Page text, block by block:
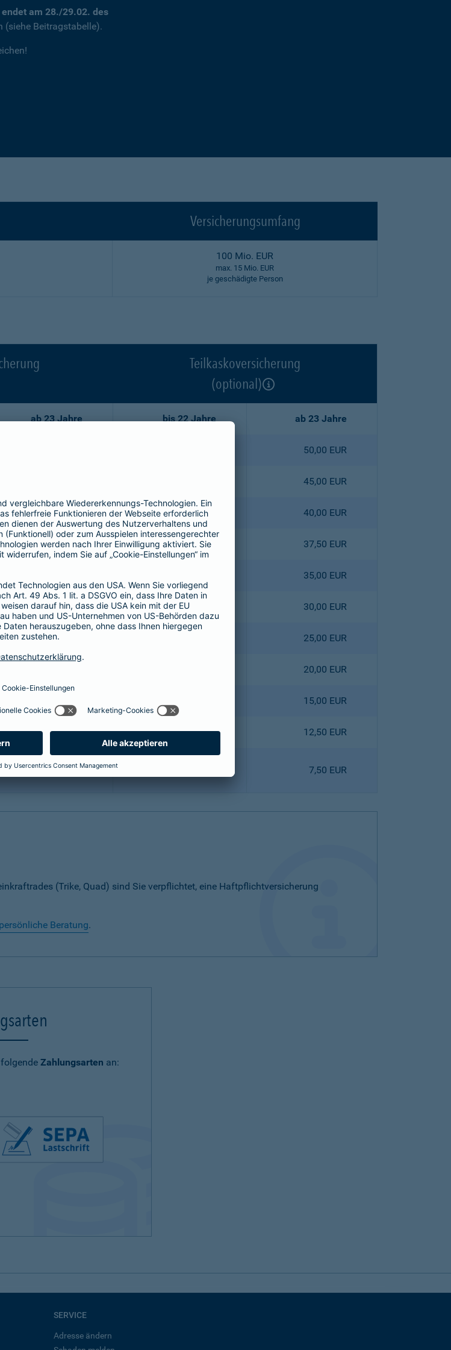
am 28./29.02. des
(siehe Beitragstabelle).
Versicherungsumfang
100 Mio. EUR
max. 15 Mio. EUR
je geschädigte Person
Teilkaskoversicherung
(optional)
ab 23 Jahre bis 22 Jahre ab 23 Jahre
50,00 EUR
45,00 EUR
47,52 EUR 58,00 EUR 40,00 EUR
44,55 EUR 54,40 EUR 37,50 EUR
35,00 EUR
35,64 EUR 43,60 EUR 30,00 EUR
29,70 EUR 25,00 EUR
20,00 EUR
15,00 EUR
14,85 EUR 18,10 EUR 12,50 EUR
8,91 EUR 7,50 EUR
(Trike, Quad) sind Sie verpflichtet, eine Haftpflichtversicherung
persönliche Beratung.
Zahlungsarten an:
SERVICE
Adresse ändern